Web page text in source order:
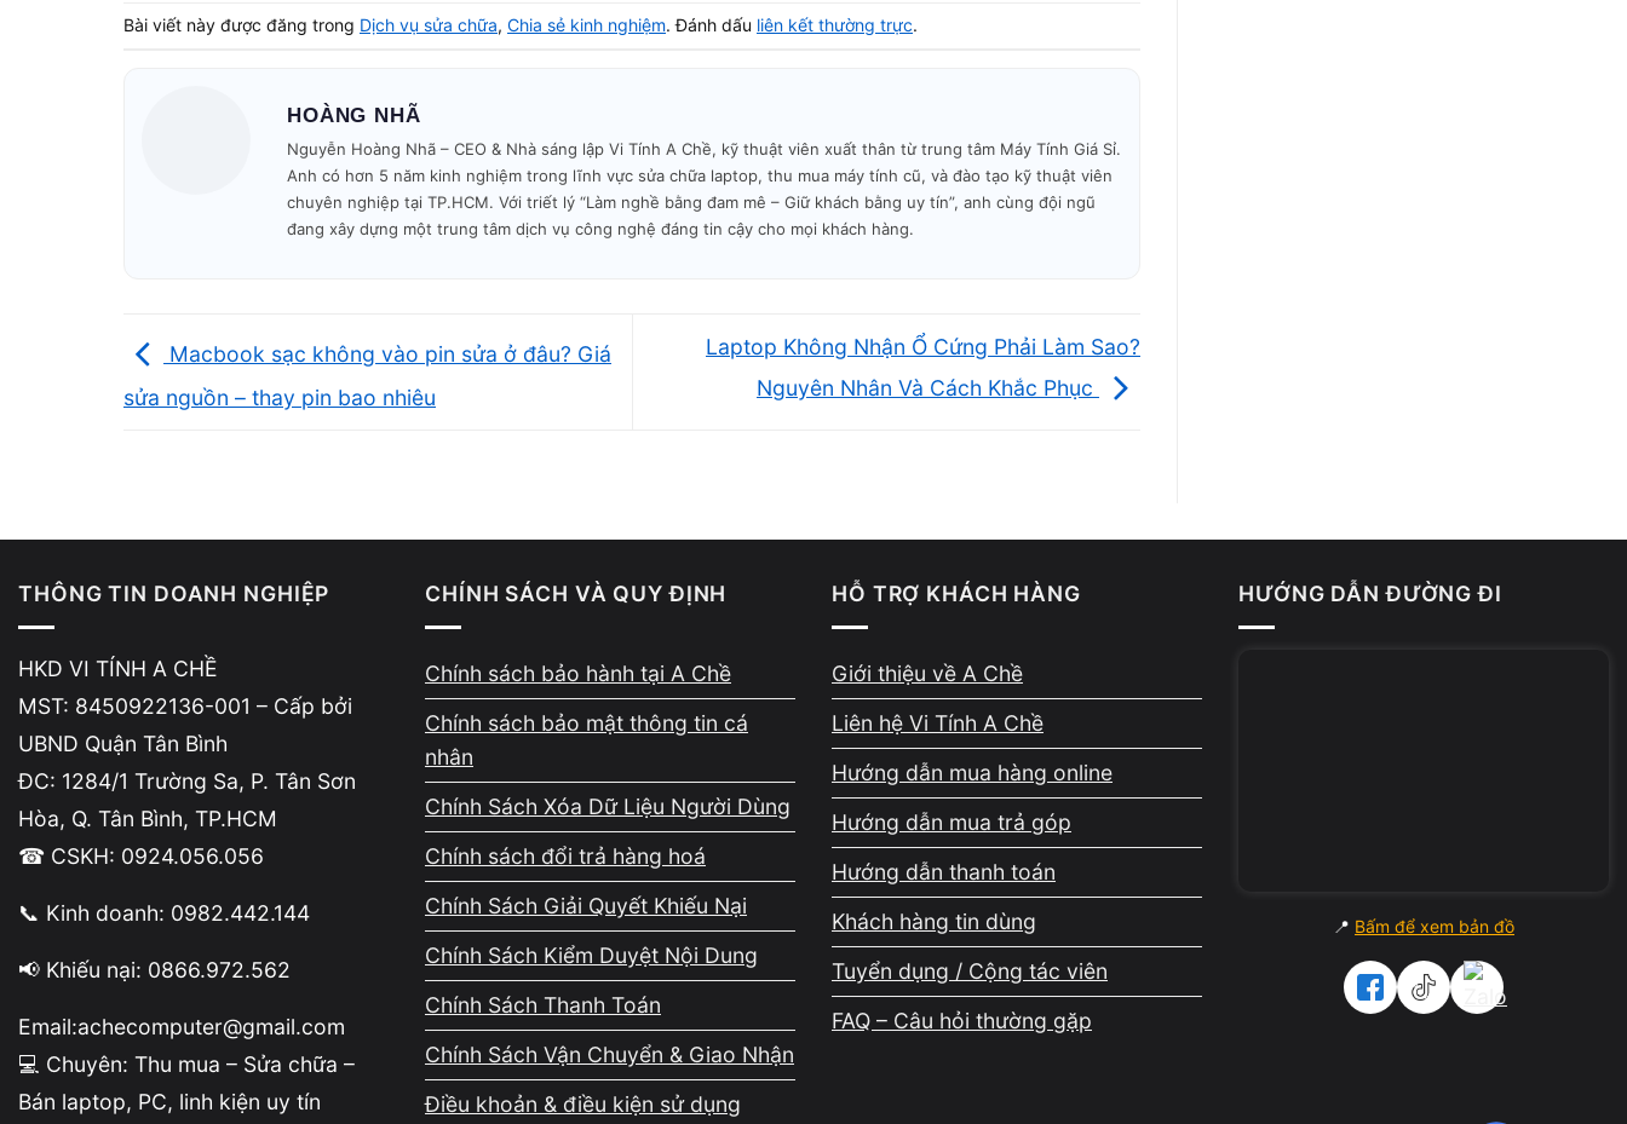
🎁 Bảo hành minh bạch – không phát sinh phí.
Mở cửa: 09h00 – 19h30mỗi ngày.
Để bảo vệ linh kiện bên trong, laptop có thể tự động tắt nguồn khi nhiệt độ vượt quá mức cho phép.
nóng và quạt kêu to
, bạn nên vệ sinh laptop để giúp hệ thống tản nhiệt hoạt động
tốt hơn.
👉 Tham khảo dịch vụ:vệ sinh laptop
Bài viết này được đăng trong Dịch vụ sửa chữa, Chia sẻ kinh nghiệm. Đánh dấu liên kết thường trực.
HOÀNG NHÃ
Nguyễn Hoàng Nhã – CEO & Nhà sáng lập Vi Tính A Chề, kỹ thuật viên xuất thân từ trung tâm Máy Tính Giá Sỉ.
Anh có hơn 5 năm kinh nghiệm trong lĩnh vực sửa chữa laptop, thu mua máy tính cũ, và đào tạo kỹ thuật viên
chuyên nghiệp tại TP.HCM. Với triết lý “Làm nghề bằng đam mê – Giữ khách bằng uy tín”, anh cùng đội ngũ
đang xây dựng một trung tâm dịch vụ công nghệ đáng tin cậy cho mọi khách hàng.
Macbook sạc không vào pin sửa ở đâu? Giá
sửa nguồn – thay pin bao nhiêu
Laptop Không Nhận Ổ Cứng Phải Làm Sao?
Nguyên Nhân Và Cách Khắc Phục
THÔNG TIN DOANH NGHIỆP
HKD VI TÍNH A CHỀ
MST: 8450922136-001 – Cấp bởi
UBND Quận Tân Bình
ĐC: 1284/1 Trường Sa, P. Tân Sơn
Hòa, Q. Tân Bình, TP.HCM
☎ CSKH: 0924.056.056
📞 Kinh doanh: 0982.442.144
📢 Khiếu nại: 0866.972.562
Email:achecomputer@gmail.com
💻 Chuyên: Thu mua – Sửa chữa –
Bán laptop, PC, linh kiện uy tín
CHÍNH SÁCH VÀ QUY ĐỊNH
Chính sách bảo hành tại A Chề
Chính sách bảo mật thông tin cá
nhân
Chính Sách Xóa Dữ Liệu Người Dùng
Chính sách đổi trả hàng hoá
Chính Sách Giải Quyết Khiếu Nại
Chính Sách Kiểm Duyệt Nội Dung
Chính Sách Thanh Toán
Chính Sách Vận Chuyển & Giao Nhận
Điều khoản & điều kiện sử dụng
HỖ TRỢ KHÁCH HÀNG
Giới thiệu về A Chề
Liên hệ Vi Tính A Chề
Hướng dẫn mua hàng online
Hướng dẫn mua trả góp
Hướng dẫn thanh toán
Khách hàng tin dùng
Tuyển dụng / Cộng tác viên
FAQ – Câu hỏi thường gặp
HƯỚNG DẪN ĐƯỜNG ĐI
📍 Bấm để xem bản đồ